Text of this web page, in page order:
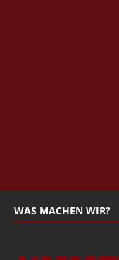
WAS MACHEN WIR?